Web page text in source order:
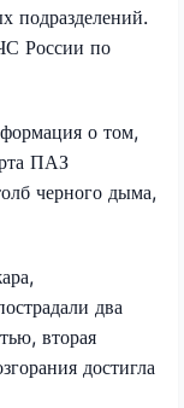
подразделений.
России по
о том,
ПАЗ
черного дыма,
два
вторая
достигла